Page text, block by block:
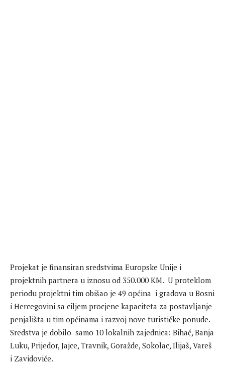
Projekat je finansiran sredstvima Europske Unije i
projektnih partnera u iznosu od 350.000 KM. U proteklom
periodu projektni tim obišao je 49 općina i gradova u Bosni
i Hercegovini sa ciljem procjene kapaciteta za postavljanje
penjališta u tim općinama i razvoj nove turističke ponude.
Sredstva je dobilo samo 10 lokalnih zajednica: Bihać, Banja
Luku, Prijedor, Jajce, Travnik, Goražde, Sokolac, Ilijaš, Vareš
i Zavidoviće.